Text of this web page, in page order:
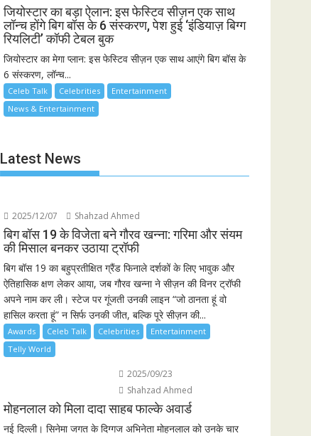
जियोस्टार का बड़ा ऐलान: इस फेस्टिव सीज़न एक साथ
लॉन्च होंगे बिग बॉस के 6 संस्करण, पेश हुई ‘इंडियाज़ बिग्ग
रियलिटी’ कॉफी टेबल बुक
जियोस्टार का मेगा प्लान: इस फेस्टिव सीज़न एक साथ आएंगे बिग बॉस के
6 संस्करण, लॉन्च...
Celeb Talk Celebrities
Entertainment
News & Entertainment
Latest News
2025/12/07 Shahzad Ahmed
बिग बॉस 19 के विजेता बने गौरव खन्ना: गरिमा और संयम
की मिसाल बनकर उठाया ट्रॉफी
बिग बॉस 19 का बहुप्रतीक्षित ग्रैंड फिनाले दर्शकों के लिए भावुक और
ऐतिहासिक क्षण लेकर आया, जब गौरव खन्ना ने सीज़न की विनर ट्रॉफी
अपने नाम कर ली। स्टेज पर गूंजती उनकी लाइन “जो ठानता हूं वो
हासिल करता हूं” न सिर्फ उनकी जीत, बल्कि पूरे सीज़न की...
Awards Celeb Talk Celebrities
Entertainment
Telly World
2025/09/23
Shahzad Ahmed
मोहनलाल को मिला दादा साहब फाल्के अवार्ड
नई दिल्ली। सिनेमा जगत के दिग्गज अभिनेता मोहनलाल को उनके चार